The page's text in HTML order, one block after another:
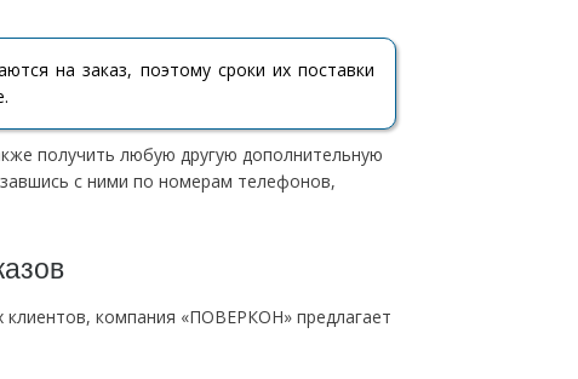
на заказ, поэтому сроки их поставки
получить любую другую дополнительную
с ними по номерам телефонов,
компания «ПОВЕРКОН» предлагает